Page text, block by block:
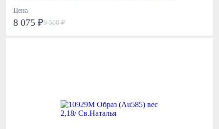
Цена
8 075 ₽9 500 ₽